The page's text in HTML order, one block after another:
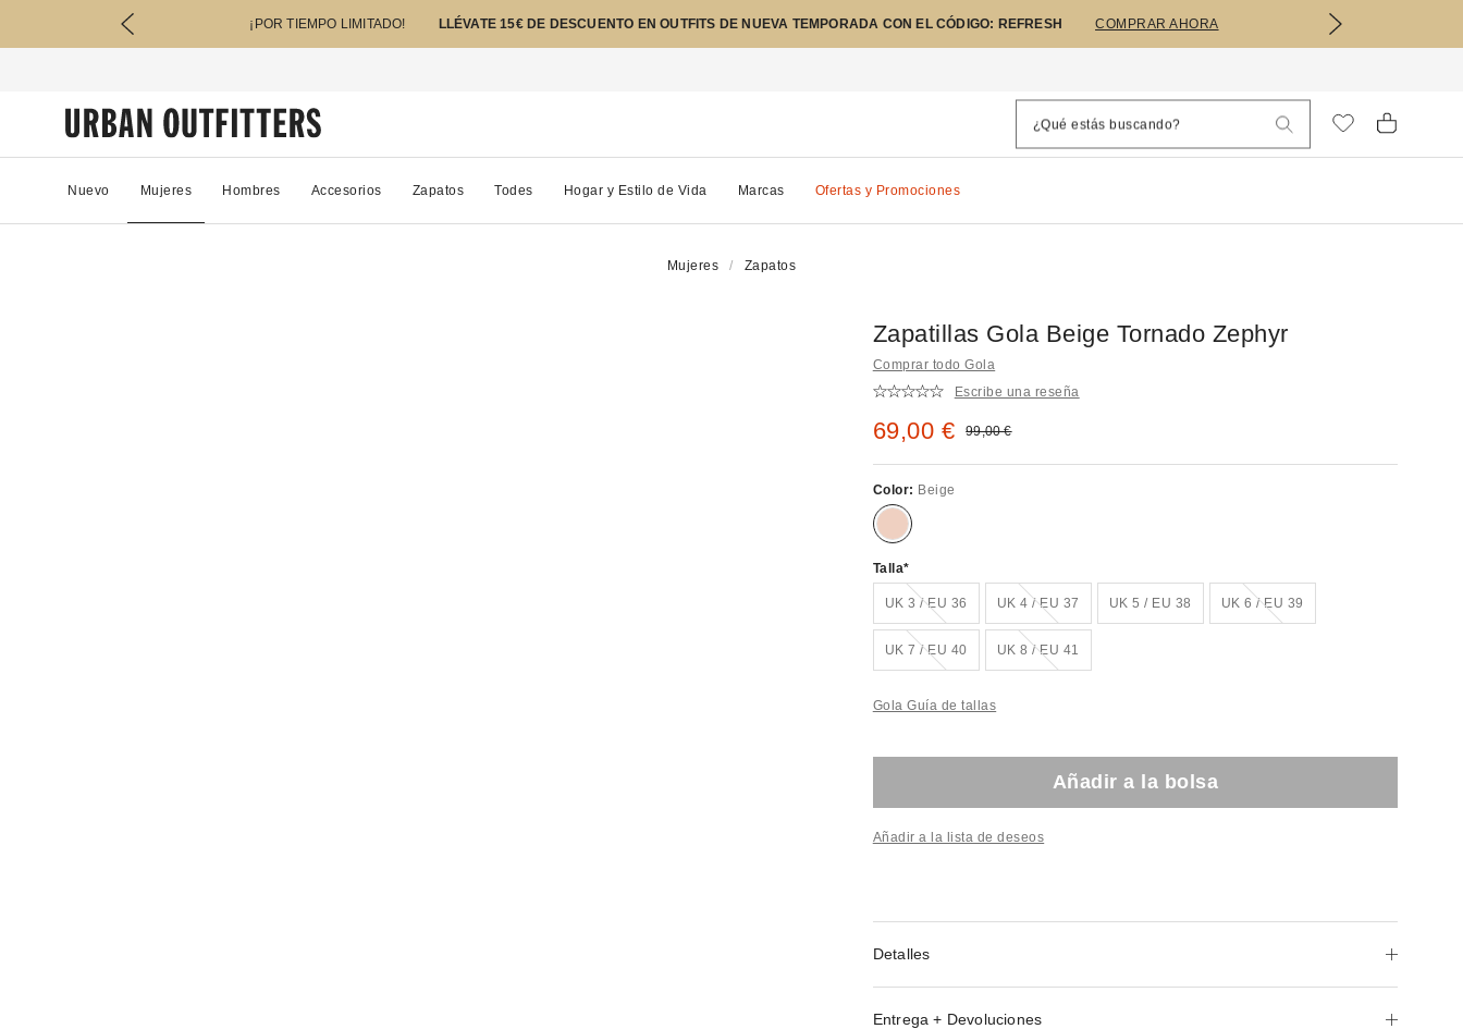
¡POR TIEMPO LIMITADO! LLÉVATE 15€ DE DESCUENTO EN OUTFITS DE NUEVA TEMPORADA CON EL CÓDIGO: REFRESH COMPRAR AHORA
Nuevo Mujeres Hombres Accesorios Zapatos Todes Hogar y Estilo de Vida Marcas Ofertas y Promociones
Mujeres Zapatos
Zapatillas Gola Beige Tornado Zephyr
Comprar todo Gola
Escribe una reseña
Precio rebajado:
69,00 € Precio original:
99,00 €
Color: Beige
Talla
UK 3 / EU 36
¡Agotado! UK 4 / EU 37
¡Agotado! UK 5 / EU 38 UK 6 / EU 39
¡Agotado!
UK 7 / EU 40
¡Agotado! UK 8 / EU 41
¡Agotado!
Gola Guía de tallas
Añadir a la bolsa
Añadir a la lista de deseos
Detalles
Entrega + Devoluciones